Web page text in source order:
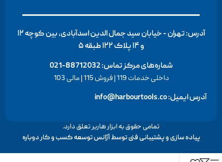
آدرس: تهران - خیابان سید جمال الدین اسدآبادی، بین کوچه ۱۲
و ۱۴ پلاک ۱۲۲ طبقه ۵
شماره‌های مرکز تماس:88712032-021
داخلی خدمات 119 | فروش 115 | مالی 103
آدرس ایمیل: info@harbourtools.co
تمامی حقوق به ابزار هاربر تعلق دارد.
پیاده سازی و پشتیبانی فنی توسطآژانس توسعه کسب و کار دوباره